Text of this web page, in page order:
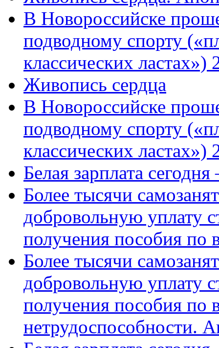
В Новороссийске
подводному спорту
классических
Живопись сердца
В Новороссийске
подводному спорту
классических ластах»)
Белая зарплата
Более тысячи
добровольную уплату
получения пособия по
Более тысячи
добровольную уплату
получения пособия по
нетрудоспособности.